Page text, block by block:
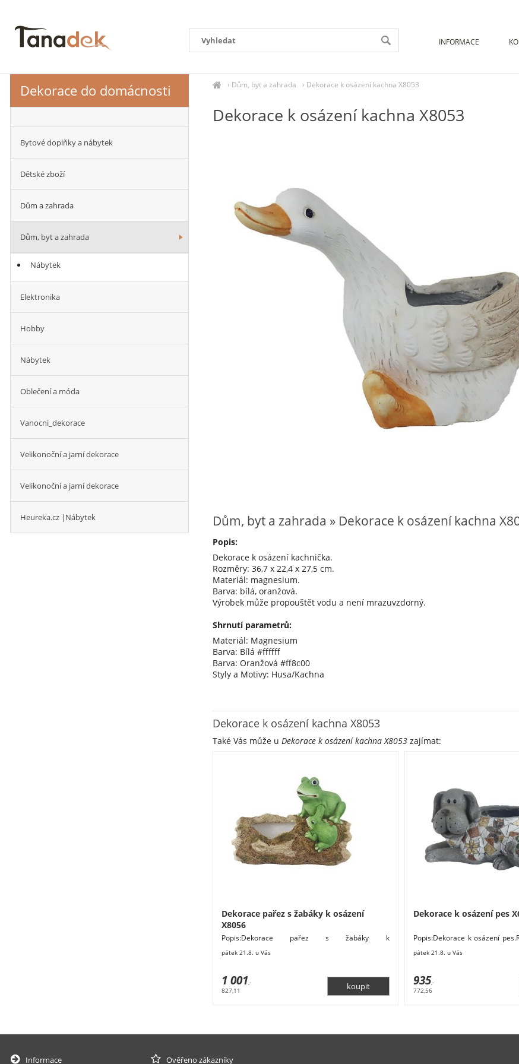
› Dům, byt a zahrada › Dekorace k osázení kachna X8053
Dekorace k osázení kachna X8053
Dům, byt a zahrada » Dekorace k osázení kachna
Popis:
Dekorace k osázení kachnička.
Rozměry: 36,7 x 22,4 x 27,5 cm.
Materiál: magnesium.
Barva: bílá, oranžová.
Výrobek může propouštět vodu a není mrazuvzdorný.
Shrnutí parametrů:
Materiál: Magnesium
Barva: Bílá #ffffff
Barva: Oranžová #ff8c00
Styly a Motivy: Husa/Kachna
Dekorace k osázení kachna X8053
Také Vás může u Dekorace k osázení kachna X8053zajímat:
Dekorace pařez s žabáky k osázení
X8056
Popis:Dekorace pařez s žabáky k
magnesium. Barva:
pátek 21.8. u Vás
1 001,-
827,11
Dekorace k osázení pes
Popis:Dekorace k osázení
pátek 21.8. u Vás
935,-
772,56
Dekorace do domácnosti
Bytové doplňky a nábytek
Dětské zboží
Dům a zahrada
Dům, byt a zahrada
Nábytek
Elektronika
Hobby
Nábytek
Oblečení a móda
Vanocni_dekorace
Velikonoční a jarní dekorace
Velikonoční a jarní dekorace
Heureka.cz |Nábytek
INFORMACE
Informace Ověřeno zákazníky